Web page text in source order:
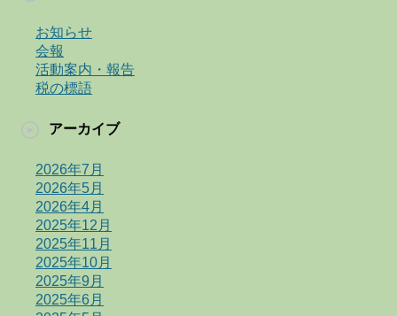
お知らせ
会報
活動案内・報告
税の標語
アーカイブ
2026年7月
2026年5月
2026年4月
2025年12月
2025年11月
2025年10月
2025年9月
2025年6月